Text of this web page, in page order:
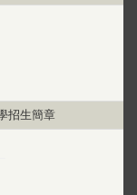
招生簡章